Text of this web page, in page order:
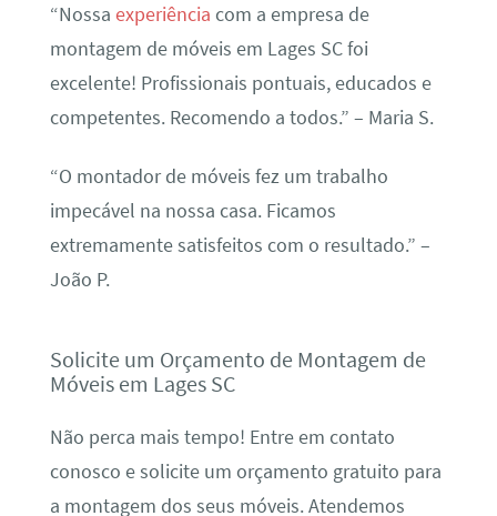
“Nossa experiência com a empresa de
montagem de móveis em Lages SC foi
excelente! Profissionais pontuais, educados e
competentes. Recomendo a todos.” – Maria S.
“O montador de móveis fez um trabalho
impecável na nossa casa. Ficamos
extremamente satisfeitos com o resultado.” –
João P.
Solicite um Orçamento de Montagem de
Móveis em Lages SC
Não perca mais tempo! Entre em contato
conosco e solicite um orçamento gratuito para
a montagem dos seus móveis. Atendemos